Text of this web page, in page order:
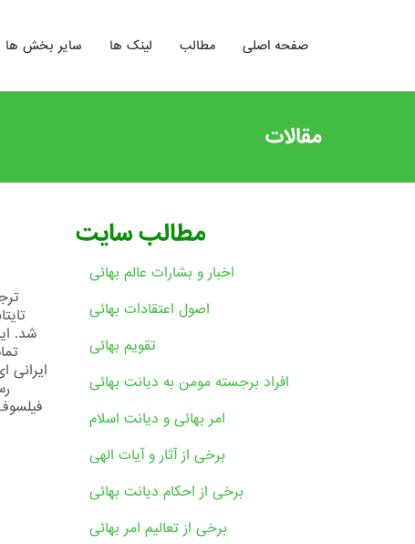
سایر بخش ها لینک ها مطالب صفحه اصلی
مقالات
شد.
مطالب سایت
اخبار و بشارات عالم بهائى
اصول اعتقادات بهائی
تقویم بهائی
افراد برجسته مومن به دیانت بهائی
امر بهائی و دیانت اسلام
برخی از آثار و آیات الهی
برخی از احکام دیانت بهائی
برخی از تعالیم امر بهائی